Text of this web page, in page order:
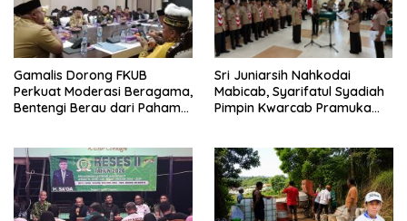
Gamalis Dorong FKUB
Perkuat Moderasi Beragama,
Bentengi Berau dari Paham
Sri Juniarsih Nahkodai
Mabicab, Syarifatul Syadiah
Pimpin Kwarcab Pramuka